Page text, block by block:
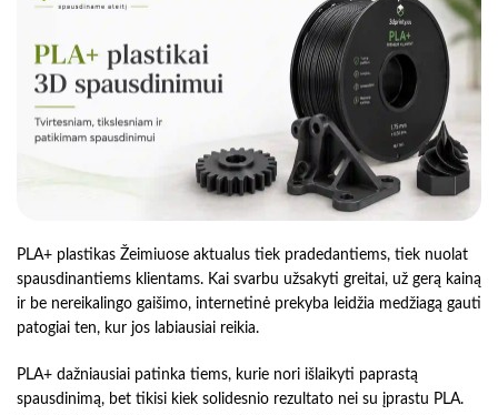
PLA+ plastikas Žeimiuose aktualus tiek pradedantiems, tiek nuolat
spausdinantiems klientams. Kai svarbu užsakyti greitai, už gerą kainą
ir be nereikalingo gaišimo, internetinė prekyba leidžia medžiagą gauti
patogiai ten, kur jos labiausiai reikia.
PLA+ dažniausiai patinka tiems, kurie nori išlaikyti paprastą
spausdinimą, bet tikisi kiek solidesnio rezultato nei su įprastu PLA.